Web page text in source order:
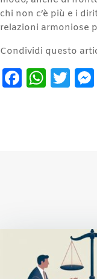
chi non c’è più e i
relazioni armoniose
Condividi questo